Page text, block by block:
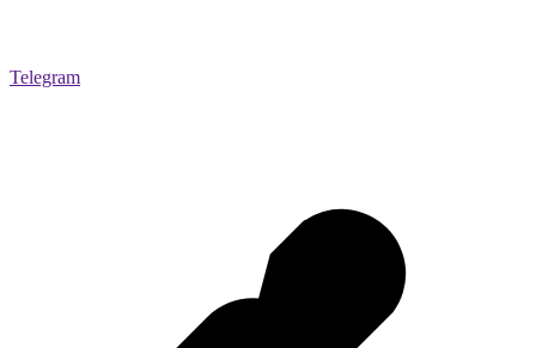
Telegram